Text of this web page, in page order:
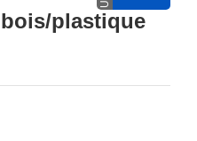
plastique